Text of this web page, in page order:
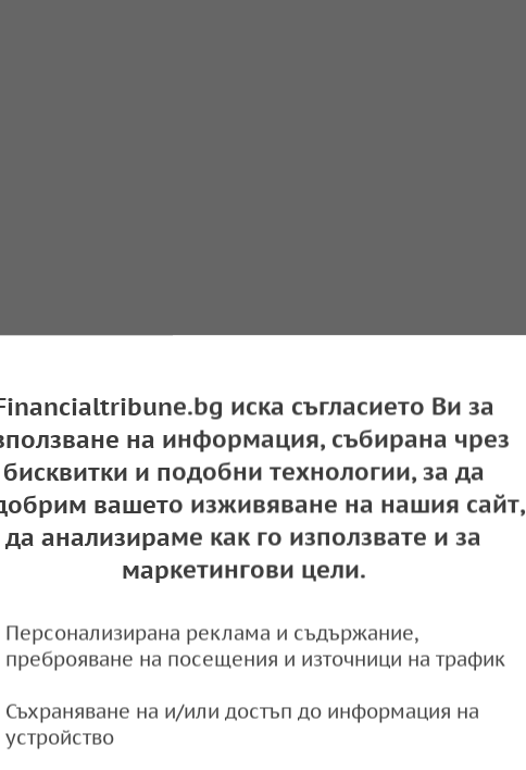
иска съгласието Ви за
на информация, събирана чрез
бисквитки и подобни технологии, за да
вашето изживяване на нашия сайт,
да анализираме как го използвате и за
маркетингови цели.
Персонализирана реклама и съдържание,
преброяване на посещения и източници на трафик
Съхраняване на и/или достъп до информация на
устройство